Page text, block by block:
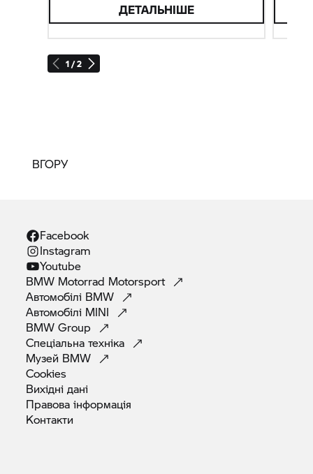
1 / 2
ДЕТАЛЬНІШЕ
ВГОРУ
Facebook
Instagram
Youtube
BMW Motorrad Motorsport
Автомобілі BMW
Автомобілі MINI
BMWGroup
Спеціальнатехніка
Музей BMW
Cookies
Вихіднідані
Правоваінформація
Контакти